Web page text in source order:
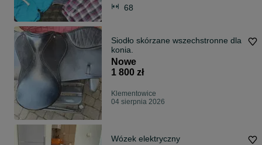
68
Siodło skórzane wszechstronne dla
konia.
Nowe
1 800 zł
Klementowice
04 sierpnia 2026
Wózek elektryczny